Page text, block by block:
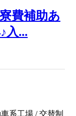
費補助あ
入...
系工場 / 交替制